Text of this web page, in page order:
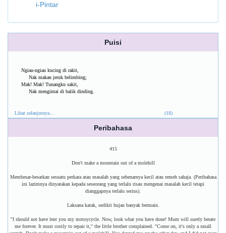
i-Pintar
Puisi
Ngiau-ngiau kucing di rakit,
Nak makan jeruk belimbing;
Mak! Mak! Tunangku sakit,
Nak mengintai di balik dinding.
Lihat selanjutnya... (18)
Peribahasa
415
Don't make a mountain out of a molehill
Membesar-besarkan sesuatu perkara atau masalah yang sebenarnya kecil atau remeh sahaja. (Peribahasa
ini lazimnya dinyatakan kepada seseorang yang terlalu risau mengenai masalah kecil tetapi
dianggapnya terlalu serius).
Laksana katak, sedikit hujan banyak bermain.
''I should not have lent you my motoycycle. Now, look what you have done! Mum will surely berate
me forever. It must costly to repair it,'' the little brother complained. ''Come on, it's only a small